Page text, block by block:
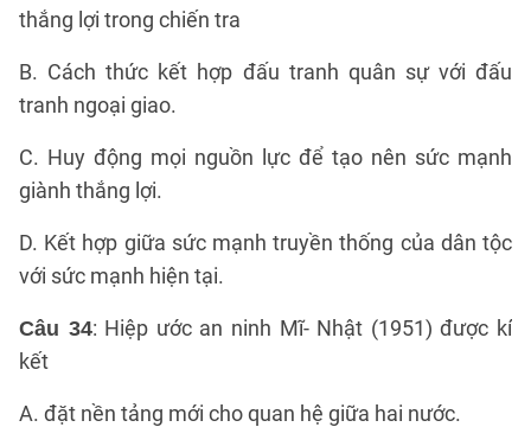
thắng lợi trong chiến tra
B. Cách thức kết hợp đấu tranh quân sự với đấu
tranh ngoại giao.
C. Huy động mọi nguồn lực để tạo nên sức mạnh
giành thắng lợi.
D. Kết hợp giữa sức mạnh truyền thống của dân tộc
với sức mạnh hiện tại.
Câu 34: Hiệp ước an ninh Mĩ- Nhật (1951) được kí
kết
A. đặt nền tảng mới cho quan hệ giữa hai nước.